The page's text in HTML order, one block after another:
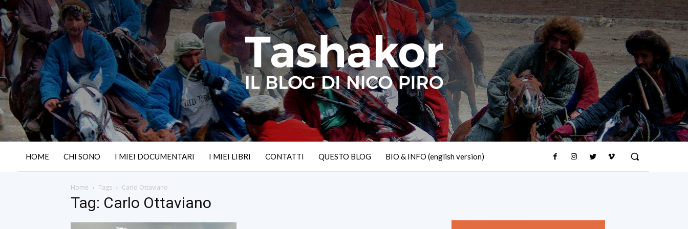
HOME CHI SONO I MIEI DOCUMENTARI I MIEI LIBRI CONTATTI QUESTO BLOG BIO & INFO (english version)
Home Tags Carlo Ottaviano
Tag: Carlo Ottaviano